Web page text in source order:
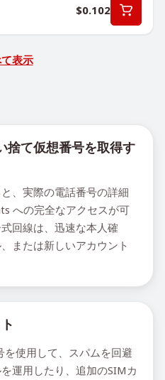
$0.102
表示
て仮想番号を取得す
、実際の電話番号の詳細
への完全なアクセスが可
回線は、迅速な本人確
または新しいアカウント
使用して、スパムを回避
運用したり、追加のSIMカ